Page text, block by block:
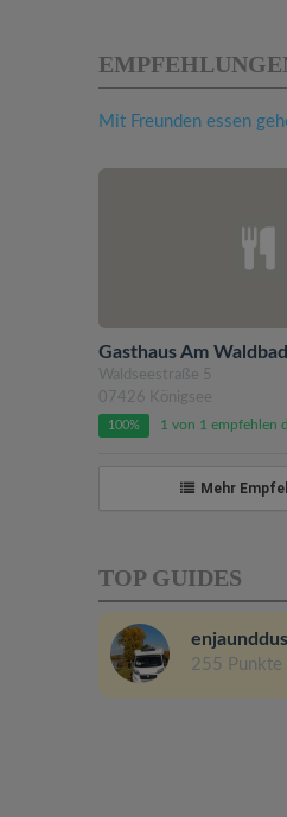
Mit Freunden essen
Gasthaus Am Waldbad
Waldseestraße 5
07426 Königsee
100% 1 von 1 empfehlen
Mehr
TOP GUIDES
255 Punkte